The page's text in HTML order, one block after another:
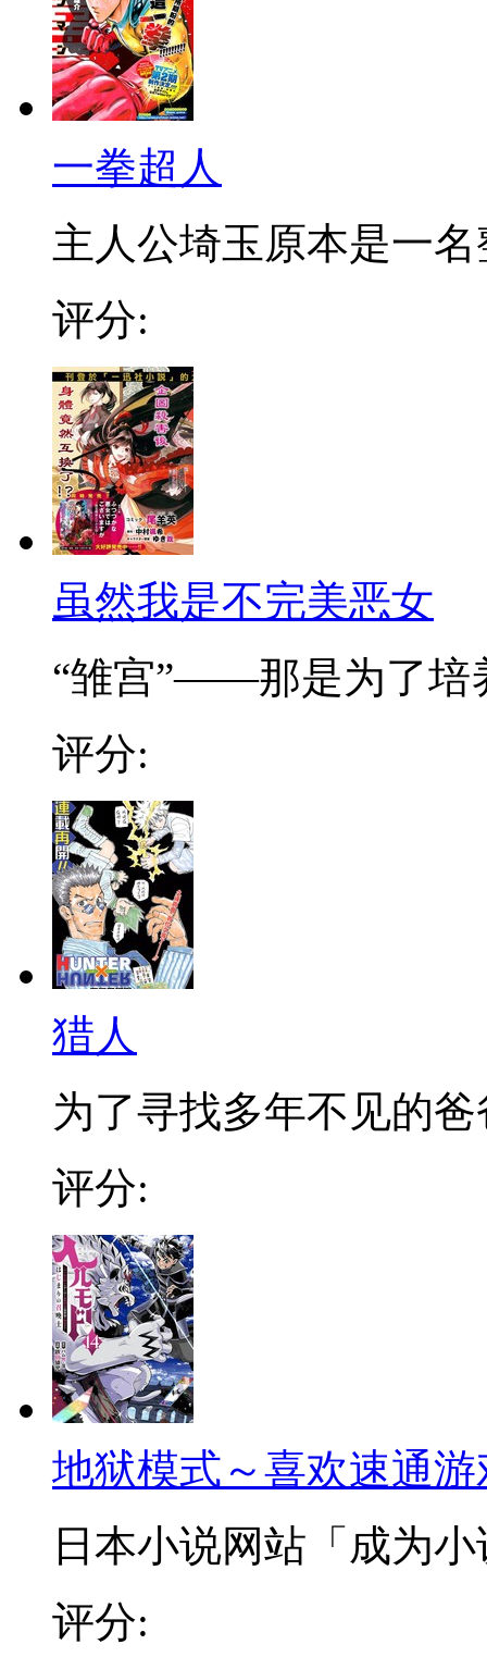
一拳超人
主人公埼玉原本是一名
评分:
虽然我是不完美恶女
“雏宫”——那是为了培
评分:
猎人
为了寻找多年不见的爸
评分:
地狱模式～喜欢速通
日本小说网站「成为
评分: